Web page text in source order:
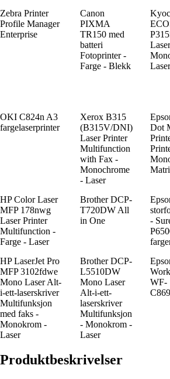
Zebra Printer
Profile Manager
Enterprise
Canon
PIXMA
TR150 med
batteri
Fotoprinter -
Farge - Blekk
Laser
OKI C824n A3
fargelaserprinter
Xerox B315
(B315V/DNI)
Laser Printer
Multifunction
with Fax -
Monochrome
- Laser
Dot
HP Color Laser
MFP 178nwg
Laser Printer
Multifunction -
Farge - Laser
Brother DCP-
T720DW All
in One
-
HP LaserJet Pro
MFP 3102fdwe
Mono Laser Alt-
i-ett-laserskriver
Multifunksjon
med faks -
Monokrom -
Laser
Brother DCP-
L5510DW
Mono Laser
Alt-i-ett-
laserskriver
Multifunksjon
- Monokrom -
Laser
WF-
Produktbeskrivelser